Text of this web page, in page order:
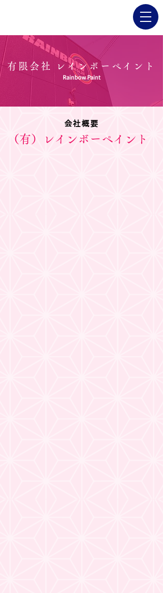
有限会社 レインボーペイント
Rainbow Paint
会社概要
（有）レインボーペイント